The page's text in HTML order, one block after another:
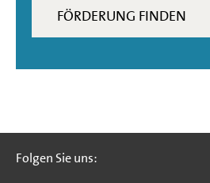
FÖRDERUNG FINDEN
Folgen Sie uns:
Folgen Sie uns: